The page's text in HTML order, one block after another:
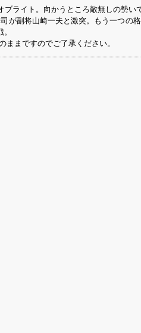
ライト。向かうところ敵無しの勢
副将山崎一夫と激突。もう一つの
ままですのでご了承ください。